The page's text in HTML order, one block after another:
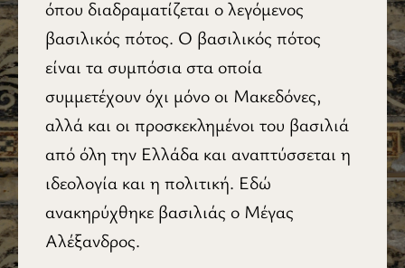
όπου διαδραματίζεται ο λεγόμενος
βασιλικός πότος. Ο βασιλικός πότος
είναι τα συμπόσια στα οποία
συμμετέχουν όχι μόνο οι Μακεδόνες,
αλλά και οι προσκεκλημένοι του βασιλιά
από όλη την Ελλάδα και αναπτύσσεται η
ιδεολογία και η πολιτική. Εδώ
ανακηρύχθηκε βασιλιάς ο Μέγας
Αλέξανδρος.